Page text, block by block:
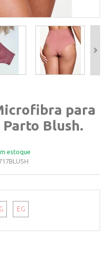
para
Parto Blush.
estoque
EG